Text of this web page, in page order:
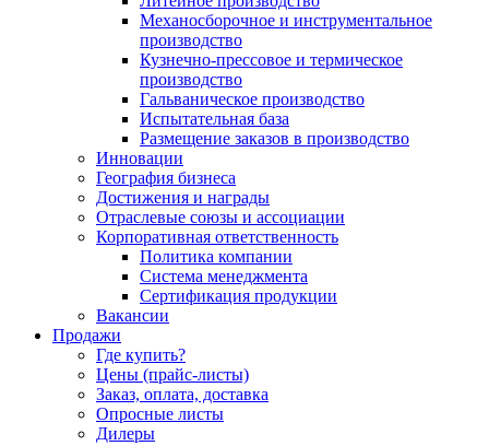
Механосборочное и инструментальное
производство
Кузнечно-прессовое и термическое
производство
Гальваническое производство
Испытательная база
Размещение заказов в производство
Инновации
География бизнеса
Достижения и награды
Отраслевые союзы и ассоциации
Корпоративная ответственность
Политика компании
Система менеджмента
Сертификация продукции
Вакансии
Продажи
Где купить?
Цены (прайс-листы)
Заказ, оплата, доставка
Опросные листы
Дилеры